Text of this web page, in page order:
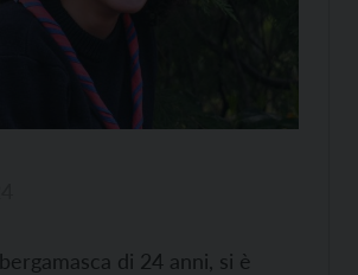
, bergamasca di 24 anni, si è